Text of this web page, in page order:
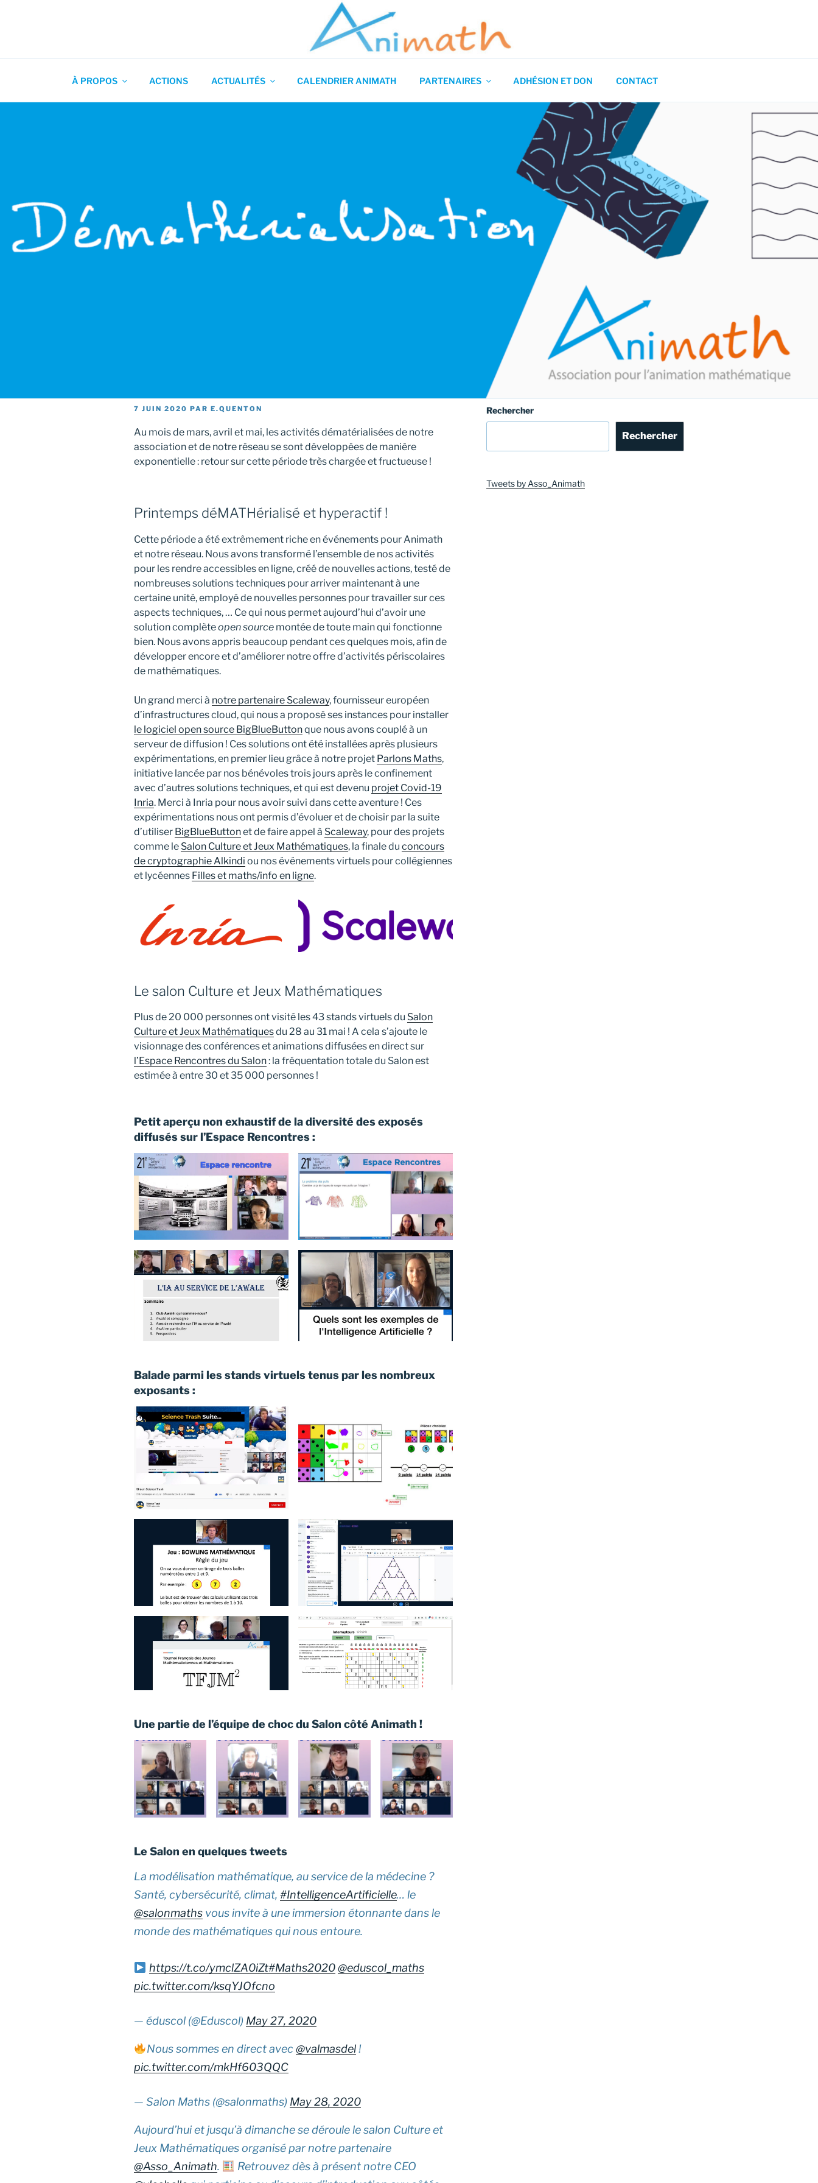
Association pour l'Animation en Mathématiques
À PROPOS ACTIONS ACTUALITÉS CALENDRIER ANIMATH PARTENAIRES ADHÉSION ET DON CONTACT
PUBLIÉ
7 JUIN 2020 PAR E.QUENTON
Au mois de mars, avril et mai, les activités dématérialisées de notre
association et de notre réseau se sont développées de manière
exponentielle : retour sur cette période très chargée et fructueuse !
Printemps déMATHérialisé et hyperactif !
Cette période a été extrêmement riche en événements pour Animath
et notre réseau. Nous avons transformé l’ensemble de nos activités
pour les rendre accessibles en ligne, créé de nouvelles actions, testé de
nombreuses solutions techniques pour arriver maintenant à une
certaine unité, employé de nouvelles personnes pour travailler sur ces
aspects techniques, … Ce qui nous permet aujourd’hui d’avoir une
solution complèteopen source montée de toute main qui fonctionne
bien. Nous avons appris beaucoup pendant ces quelques mois, afin de
développer encore et d’améliorer notre offre d’activités périscolaires
de mathématiques.
Un grand merci à notre partenaire Scaleway, fournisseur européen
d’infrastructures cloud, qui nous a proposé ses instances pour installer
le logiciel open source BigBlueButtonque nous avons couplé à un
serveur de diffusion ! Ces solutions ont été installées après plusieurs
expérimentations, en premier lieu grâce à notre projet Parlons Maths,
initiative lancée par nos bénévoles trois jours après le confinement
avec d’autres solutions techniques, et qui est devenu projet Covid-19
Inria. Merci à Inria pour nous avoir suivi dans cette aventure ! Ces
expérimentations nous ont permis d’évoluer et de choisir par la suite
d’utiliser BigBlueButtonet de faire appel à Scaleway, pour des projets
comme le Salon Culture et Jeux Mathématiques, la finale du concours
de cryptographie Alkindi ou nos événements virtuels pour collégiennes
et lycéennes Filles et maths/info en ligne.
Le salon Culture et Jeux Mathématiques
Plus de 20 000 personnes ont visité les 43 stands virtuels du Salon
Culture et Jeux Mathématiquesdu 28 au 31 mai ! A cela s’ajoute le
visionnage des conférences et animations diffusées en direct sur
l’Espace Rencontres du Salon: la fréquentation totale du Salon est
estimée à entre 30 et 35 000 personnes !
Petit aperçu non exhaustif de la diversité des exposés
diffusés sur l’Espace Rencontres :
Balade parmi les stands virtuels tenus par les nombreux
exposants :
Une partie de l’équipe de choc du Salon côté Animath !
Le Salon en quelques tweets
La modélisation mathématique, au service de la médecine ?
Santé, cybersécurité, climat, #IntelligenceArtificielle… le
@salonmaths vous invite à une immersion étonnante dans le
monde des mathématiques qui nous entoure.
https://t.co/ymclZA0iZt#Maths2020 @eduscol_maths
pic.twitter.com/ksqYJOfcno
— éduscol (@Eduscol) May 27, 2020
Nous sommes en direct avec@valmasdel!
pic.twitter.com/mkHf603QQC
— Salon Maths (@salonmaths) May 28, 2020
Aujourd’hui et jusqu’à dimanche se déroule le salon Culture et
Jeux Mathématiques organisé par notre partenaire
@Asso_Animath.
Retrouvez dès à présent notre CEO
Rechercher
Rechercher
Tweets by Asso_Animath